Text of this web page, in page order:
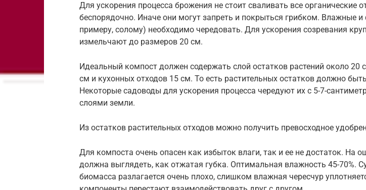
Для ускорения процесса брожения не стоит сваливать все органические
беспорядочно. Иначе они могут запреть и покрыться грибком. Влажные и
примеру, солому) необходимо чередовать. Для ускорения созревания
измельчают до размеров 20 см.
Идеальный компост должен содержать слой остатков растений около 20
см и кухонных отходов 15 см. То есть растительных остатков должно
Некоторые садоводы для ускорения процесса чередуют их с 5-7-
слоями земли.
Из остатков растительных отходов можно получить превосходное
Для компоста очень опасен как избыток влаги, так и ее не достаток. На
должна выглядеть, как отжатая губка. Оптимальная влажность 45-70%.
биомасса разлагается очень плохо, слишком влажная чересчур